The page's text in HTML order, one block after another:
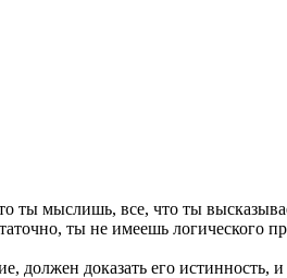
ты мыслишь, все, что ты
ты не имеешь логического
должен доказать его